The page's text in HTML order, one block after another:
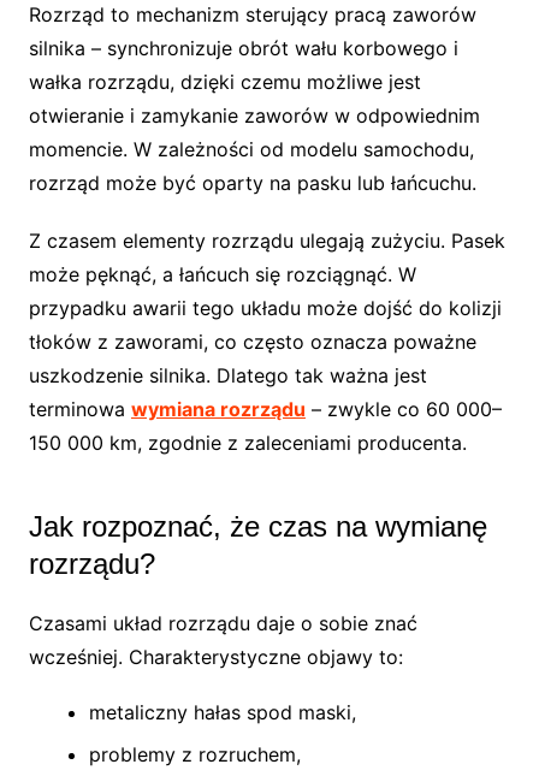
Rozrząd to mechanizm sterujący pracą zaworów
silnika – synchronizuje obrót wału korbowego i
wałka rozrządu, dzięki czemu możliwe jest
otwieranie i zamykanie zaworów w odpowiednim
momencie. W zależności od modelu samochodu,
rozrząd może być oparty na pasku lub łańcuchu.
Z czasem elementy rozrządu ulegają zużyciu. Pasek
może pęknąć, a łańcuch się rozciągnąć. W
przypadku awarii tego układu może dojść do kolizji
tłoków z zaworami, co często oznacza poważne
uszkodzenie silnika. Dlatego tak ważna jest
terminowa wymiana rozrządu – zwykle co 60 000–
150 000 km, zgodnie z zaleceniami producenta.
Jak rozpoznać, że czas na wymianę
rozrządu?
Czasami układ rozrządu daje o sobie znać
wcześniej. Charakterystyczne objawy to:
metaliczny hałas spod maski,
problemy z rozruchem,